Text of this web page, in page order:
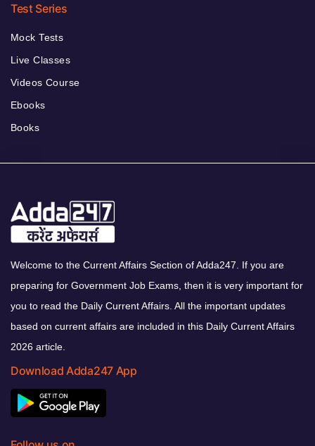
Test Series
Mock Tests
Live Classes
Videos Course
Ebooks
Books
Welcome to the Current Affairs Section of Adda247. If you are
preparing for Government Job Exams, then it is very important for
you to read the Daily Current Affairs. All the important updates
based on current affairs are included in this Daily Current Affairs
2026 article.
Download Adda247 App